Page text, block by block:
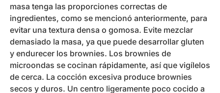
masa tenga las proporciones correctas de
ingredientes, como se mencionó anteriormente, para
evitar una textura densa o gomosa. Evite mezclar
demasiado la masa, ya que puede desarrollar gluten
y endurecer los brownies. Los brownies de
microondas se cocinan rápidamente, así que vigílelos
de cerca. La cocción excesiva produce brownies
secos y duros. Un centro ligeramente poco cocido a